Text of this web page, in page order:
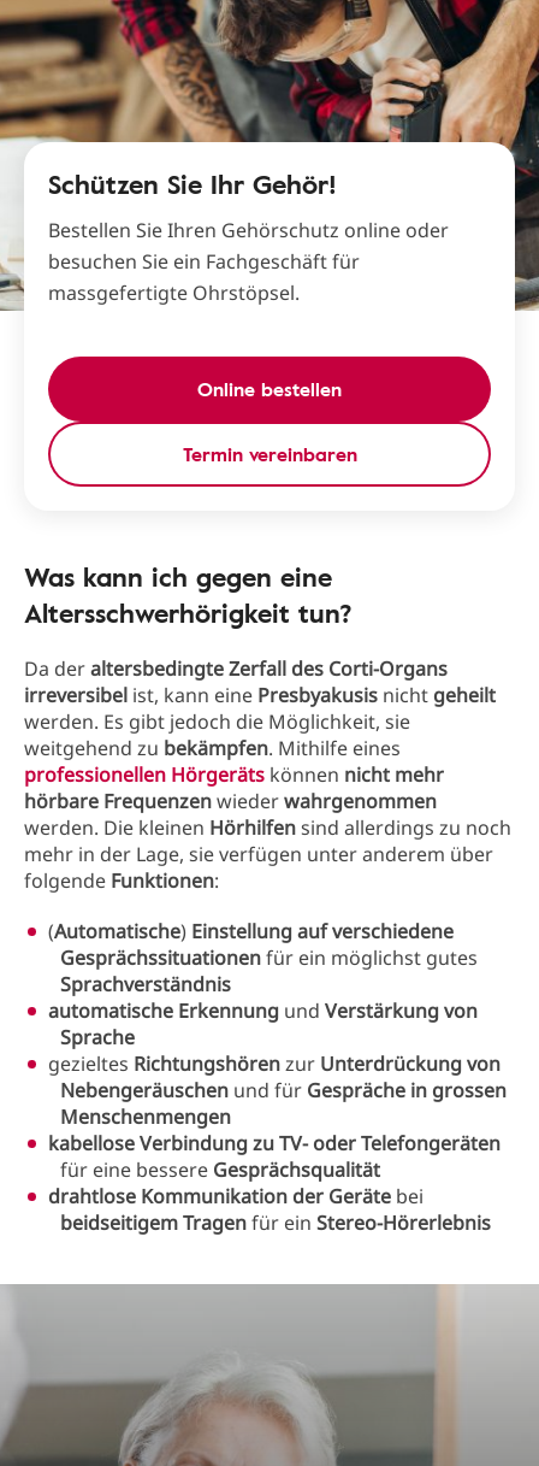
Schützen Sie Ihr Gehör!
Bestellen Sie Ihren Gehörschutz online oder
besuchen Sie ein Fachgeschäft für
massgefertigte Ohrstöpsel.
Online bestellen
Termin vereinbaren
Was kann ich gegen eine
Altersschwerhörigkeit tun?
Da deraltersbedingte Zerfall des Corti-Organs
irreversibel ist, kann eine Presbyakusis nicht geheilt
werden. Es gibt jedoch die Möglichkeit, sie
weitgehend zu bekämpfen. Mithilfe eines
professionellen Hörgeräts können nicht mehr
hörbare Frequenzenwiederwahrgenommen
werden. Die kleinen Hörhilfensind allerdings zu noch
mehr in der Lage, sie verfügen unter anderem über
folgende Funktionen:
(Automatische) Einstellung auf verschiedene
Gesprächssituationenfür ein möglichst gutes
Sprachverständnis
automatische Erkennung und Verstärkung von
Sprache
gezieltes Richtungshörenzur Unterdrückung von
Nebengeräuschen und für Gespräche in grossen
Menschenmengen
kabellose Verbindung zu TV- oder Telefongeräten
für eine bessere Gesprächsqualität
drahtlose Kommunikation der Geräte bei
beidseitigem Tragenfür ein Stereo-Hörerlebnis